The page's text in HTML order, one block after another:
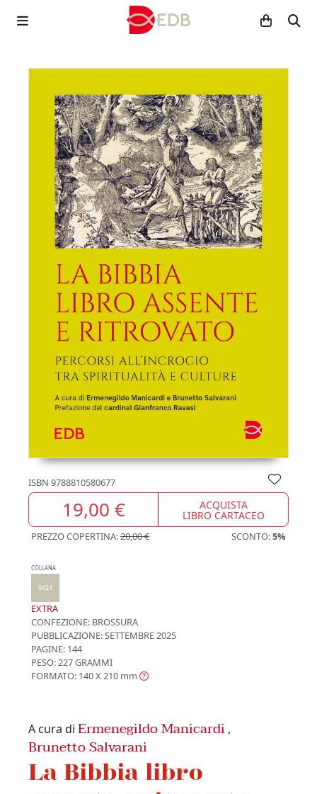
ISBN 9788810580677
19,00 € ACQUISTA
LIBRO CARTACEO
PREZZO COPERTINA:20,00 € SCONTO:5%
COLLANA
0424
EXTRA
CONFEZIONE: BROSSURA
PUBBLICAZIONE:SETTEMBRE 2025
PAGINE: 144
PESO: 227 GRAMMI
FORMATO: 140 X 210 mm
A cura di Ermenegildo Manicardi ,
Brunetto Salvarani
La Bibbia libro